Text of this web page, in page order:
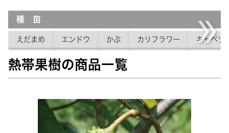
種 苗
えだまめ エンドウ かぶ カリフラワー キャベツ
熱帯果樹の商品一覧